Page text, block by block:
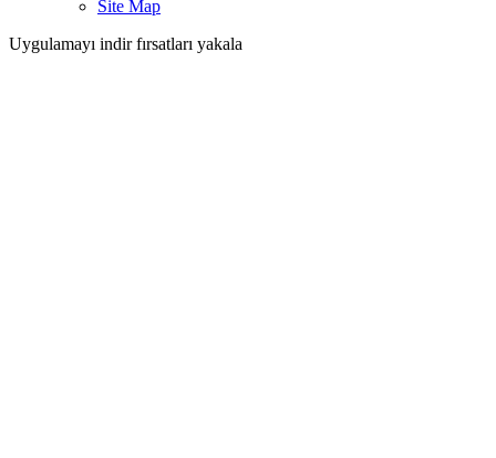
Site Map
Uygulamayı indir fırsatları yakala